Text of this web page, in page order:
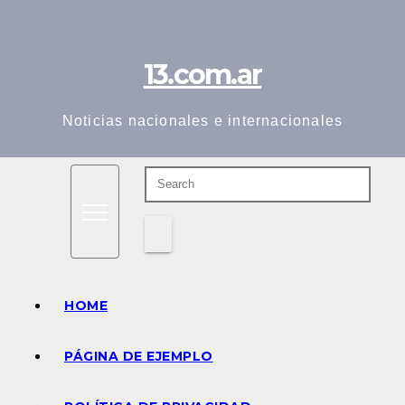
13.com.ar
Noticias nacionales e internacionales
HOME
PÁGINA DE EJEMPLO